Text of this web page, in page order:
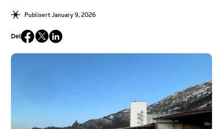
Publisert January 9, 2026
Del